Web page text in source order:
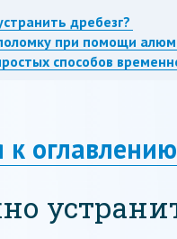
дребезг?
при помощи
способов
к оглавлению